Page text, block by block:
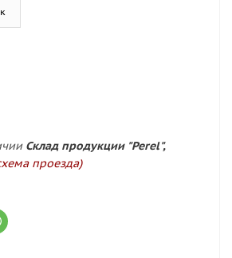
Склад продукции "Perel",
проезда)